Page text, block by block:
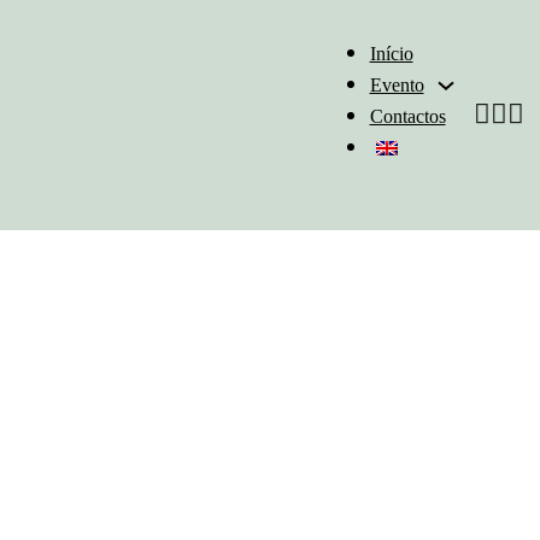
Início
Evento
Contactos